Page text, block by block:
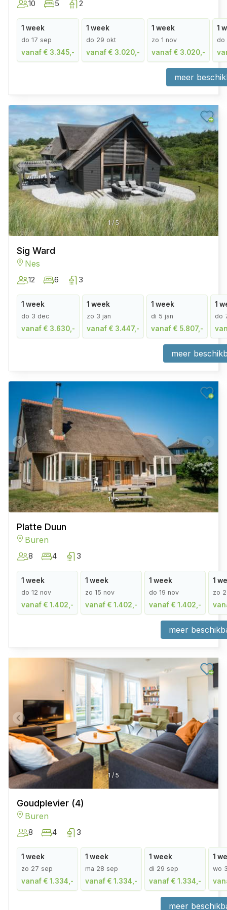
10 5 2
1 week
do 17 sep
vanaf € 3.345,-
1 week
do 29 okt
vanaf € 3.020,-
1 week
zo 1 nov
vanaf € 3.020,-
1
do
meer
1 / 5
Goudplevier (4)
Buren
8 4 3
1 week
zo 27 sep
vanaf € 1.334,-
1 week
ma 28 sep
vanaf € 1.334,-
1 week
di 29 sep
vanaf € 1.334,-
1
wo
meer
1/5
Platte Duun
Buren
8 4 3
1 week
do 12 nov
vanaf € 1.402,-
1 week
zo 15 nov
vanaf € 1.402,-
1 week
do 19 nov
vanaf € 1.402,-
1
zo
meer
1/5
Sig Ward
Nes
12 6 3
1 week
do 3 dec
vanaf € 3.630,-
1 week
zo 3 jan
vanaf € 3.447,-
1 week
di 5 jan
vanaf € 5.807,-
1
do
meer